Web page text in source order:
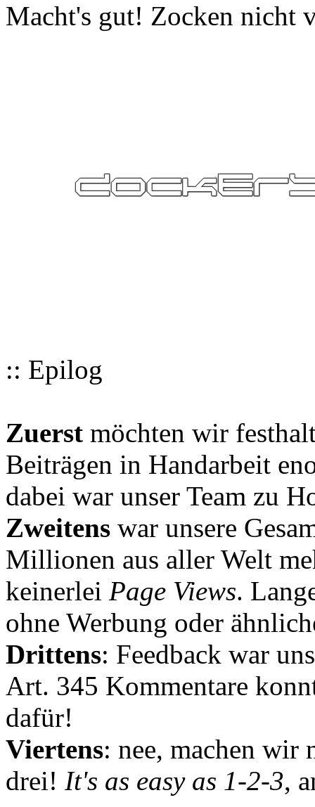
Macht's gut! Zocken nicht
:: Epilog
Zuerst möchten wir
Beiträgen in Handarbeit
dabei war unser Team zu
Zweitens war unsere
Millionen aus aller Welt
keinerlei Page Views.
ohne Werbung oder
Drittens: Feedback war
Art. 345 Kommentare
dafür!
Viertens: nee, machen wir
drei! It's as easy as 1-2-3,